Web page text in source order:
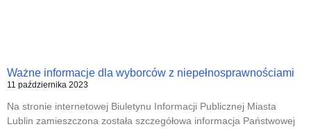
Ważne informacje dla wyborców z niepełnosprawnościami
11 października 2023
Na stronie internetowej Biuletynu Informacji Publicznej Miasta
Lublin zamieszczona została szczegółowa informacja Państwowej